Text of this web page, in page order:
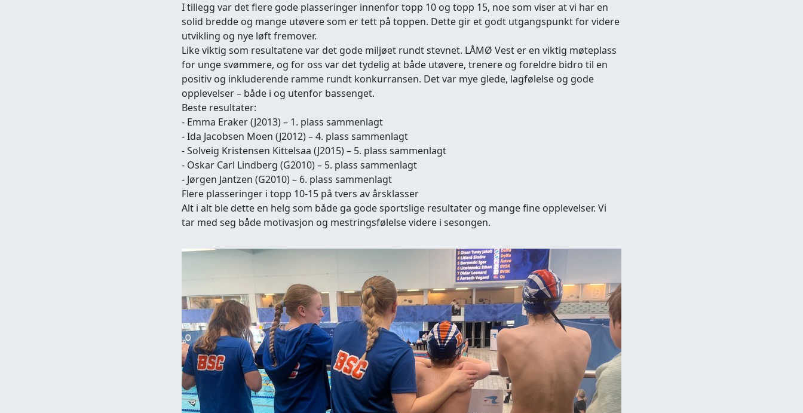
I tillegg var det flere gode plasseringer innenfor topp 10 og topp 15, noe som viser at vi har en
solid bredde og mange utøvere som er tett på toppen. Dette gir et godt utgangspunkt for videre
utvikling og nye løft fremover.
Like viktig som resultatene var det gode miljøet rundt stevnet. LÅMØ Vest er en viktig møteplass
for unge svømmere, og for oss var det tydelig at både utøvere, trenere og foreldre bidro til en
positiv og inkluderende ramme rundt konkurransen. Det var mye glede, lagfølelse og gode
opplevelser – både i og utenfor bassenget.
Beste resultater:
- Emma Eraker (J2013) – 1. plass sammenlagt
- Ida Jacobsen Moen (J2012) – 4. plass sammenlagt
- Solveig Kristensen Kittelsaa (J2015) – 5. plass sammenlagt
- Oskar Carl Lindberg (G2010) – 5. plass sammenlagt
- Jørgen Jantzen (G2010) – 6. plass sammenlagt
Flere plasseringer i topp 10-15 på tvers av årsklasser
Alt i alt ble dette en helg som både ga gode sportslige resultater og mange fine opplevelser. Vi
tar med seg både motivasjon og mestringsfølelse videre i sesongen.